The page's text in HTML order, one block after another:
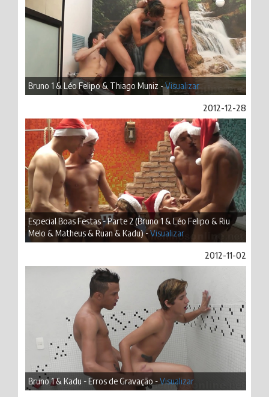
Bruno 1 & Léo Felipo & Thiago Muniz -Visualizar
2012-12-28
Especial Boas Festas - Parte 2 (Bruno 1 & Léo Felipo & Riu
Melo & Matheus & Ruan & Kadu) -Visualizar
2012-11-02
Bruno 1 & Kadu - Erros de Gravação -Visualizar